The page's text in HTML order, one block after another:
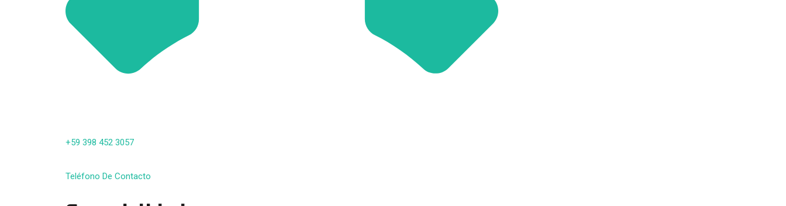
+59 398 452 3057
Teléfono De Contacto